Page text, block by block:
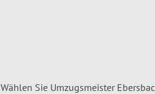
Wählen Sie Umzugsmeister